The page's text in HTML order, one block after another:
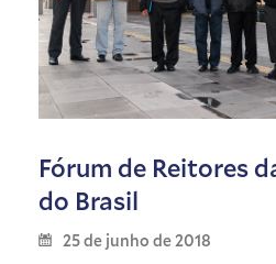
Fórum de Reitores
do Brasil
25 de junho de 2018